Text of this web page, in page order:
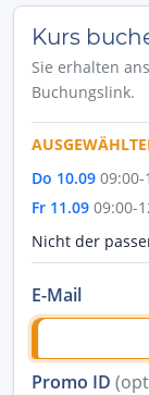
Kurs
Sie erhalten
Buchungslink.
Do 10.09
Fr 11.09 09:00-
Nicht der
E-Mail
Promo ID